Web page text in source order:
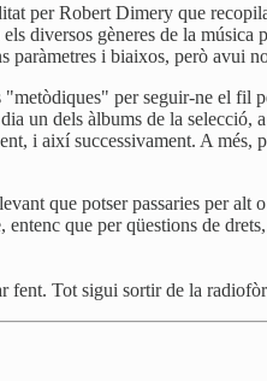
per Robert Dimery que
diversos gèneres de la música
paràmetres i biaixos, però avui
per seguir-ne el fil
un dels àlbums de la selecció,
i així successivament. A més,
que potser passaries per alt
que per qüestions de
fent. Tot sigui sortir de la